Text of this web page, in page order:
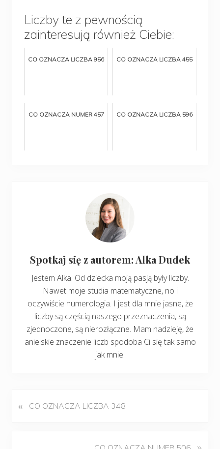
Liczby te z pewnością
zainteresują również Ciebie:
CO OZNACZA LICZBA 956 CO OZNACZA LICZBA 455
CO OZNACZA NUMER 457 CO OZNACZA LICZBA 596
Spotkaj się z autorem: Alka Dudek
Jestem Alka. Od dziecka moją pasją były liczby.
Nawet moje studia matematyczne, no i
oczywiście numerologia. I jest dla mnie jasne, że
liczby są częścią naszego przeznaczenia, są
zjednoczone, są nierozłączne. Mam nadzieję, że
anielskie znaczenie liczb spodoba Ci się tak samo
jak mnie.
P
« CO OZNACZA LICZBA 348